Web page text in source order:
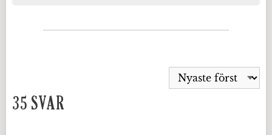
35 SVAR